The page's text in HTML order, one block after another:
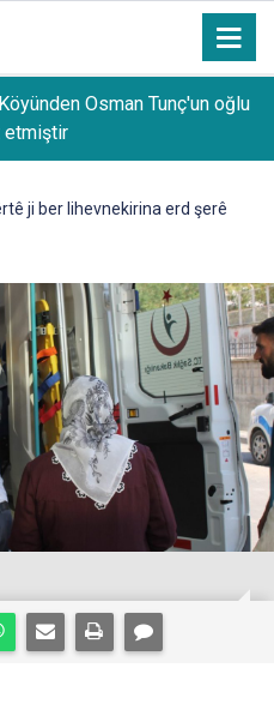
Osman Tunç'un oğlu
etmiştir
ji ber lihevnekirina erd şerê